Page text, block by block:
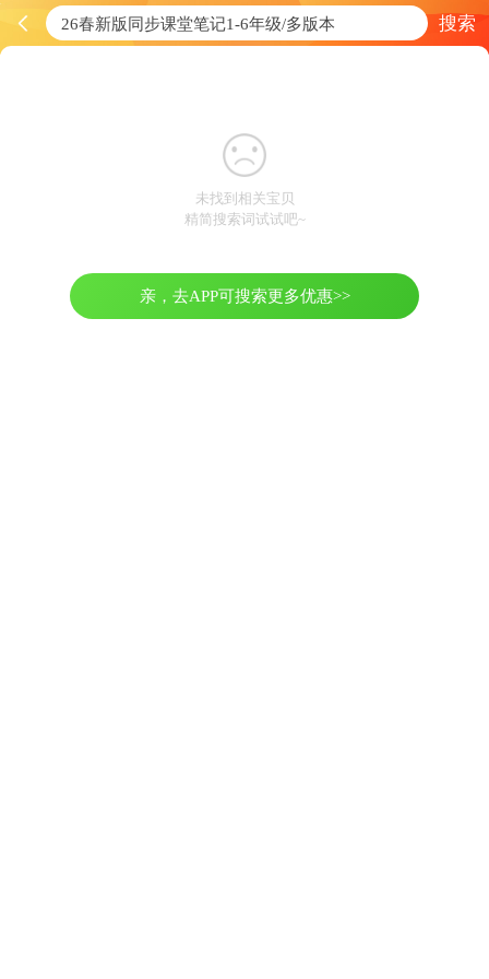
搜索
未找到相关宝贝
精简搜索词试试吧~
亲，去APP可搜索更多优惠>>